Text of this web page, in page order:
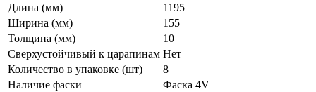
Длина (мм)
1195
Ширина (мм)
155
Толщина (мм)
10
Сверхустойчивый к царапинам Нет
Количество в упаковке (шт)
8
Наличие фаски
Фаска 4V